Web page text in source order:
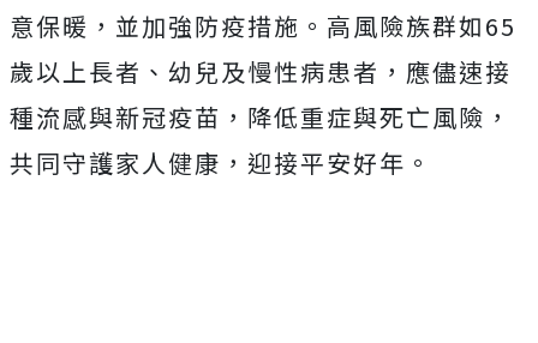
意保暖，並加強防疫措施。高風險族群如65
歲以上長者、幼兒及慢性病患者，應儘速接
種流感與新冠疫苗，降低重症與死亡風險，
共同守護家人健康，迎接平安好年。